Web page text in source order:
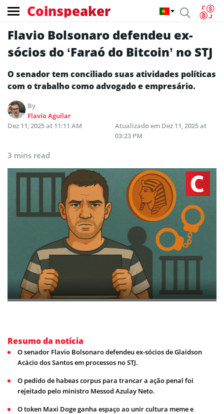
Coinspeaker
Flavio Bolsonaro defendeu ex-
sócios do ‘Faraó do Bitcoin’ no STJ
O senador tem conciliado suas atividades políticas
com o trabalho como advogado e empresário.
By
Flavio Aguilar
Dez 11, 2025 at 11:11 AM
Atualizado em Dez 11, 2025 at
03:23 PM
3 mins read
Resumo da notícia
O senador Flavio Bolsonaro defendeu ex-sócios de Glaidson
Acácio dos Santos em processos no STJ.
O pedido de habeas corpus para trancar a ação penal foi
rejeitado pelo ministro Messod Azulay Neto.
O token Maxi Doge ganha espaço ao unir cultura meme e